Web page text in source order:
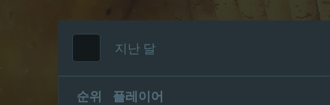
지난 달
순위 플레이어